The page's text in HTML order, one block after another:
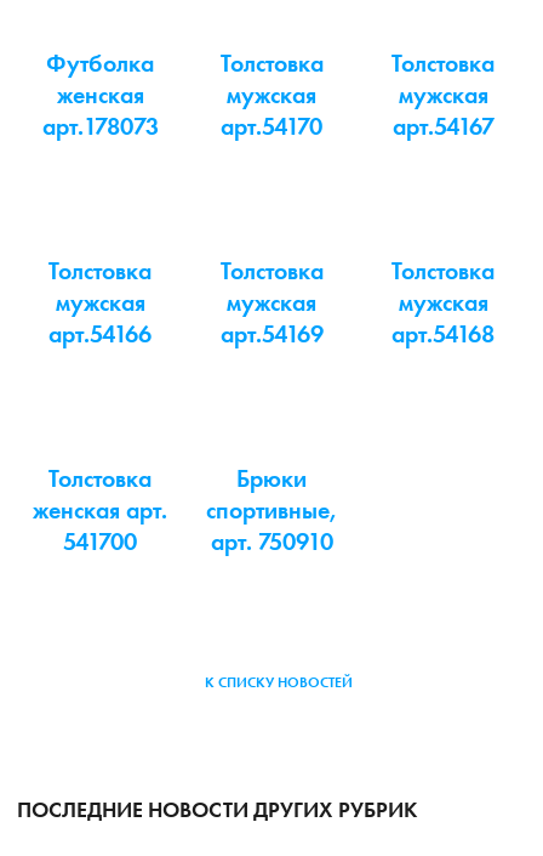
Футболка
женская
арт.178073
Толстовка
мужская
арт.54170
Толстовка
мужская
арт.54167
Толстовка
мужская
арт.54166
Толстовка
мужская
арт.54169
Толстовка
мужская
арт.54168
Толстовка
женская арт.
541700
Брюки
спортивные,
арт. 750910
К СПИСКУ НОВОСТЕЙ
ПОСЛЕДНИЕ НОВОСТИ ДРУГИХ РУБРИК